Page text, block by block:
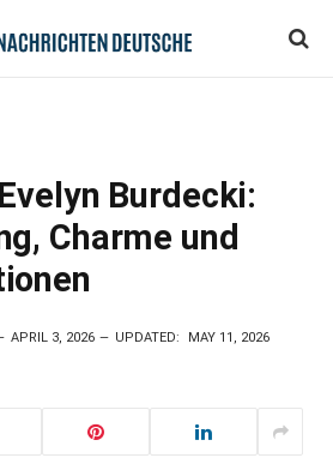
Burdecki:
Charme und
APRIL 3, 2026 UPDATED: MAY 11, 2026